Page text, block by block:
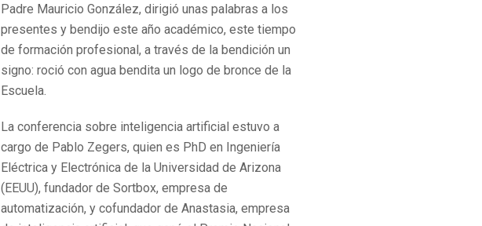
Padre Mauricio González, dirigió unas palabras a los
presentes y bendijo este año académico, este tiempo
de formación profesional, a través de la bendición un
signo: roció con agua bendita un logo de bronce de la
Escuela.
La conferencia sobre inteligencia artificial estuvo a
cargo de Pablo Zegers, quien es PhD en Ingeniería
Eléctrica y Electrónica de la Universidad de Arizona
(EEUU), fundador de Sortbox, empresa de
automatización, y cofundador de Anastasia, empresa